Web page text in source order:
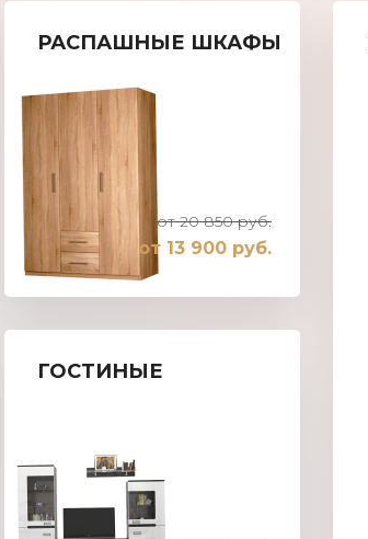
РАСПАШНЫЕ ШКАФЫ
от 20 850 руб.
от 13 900 руб.
ГОСТИНЫЕ